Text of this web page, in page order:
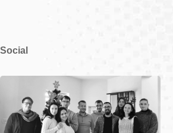
Social